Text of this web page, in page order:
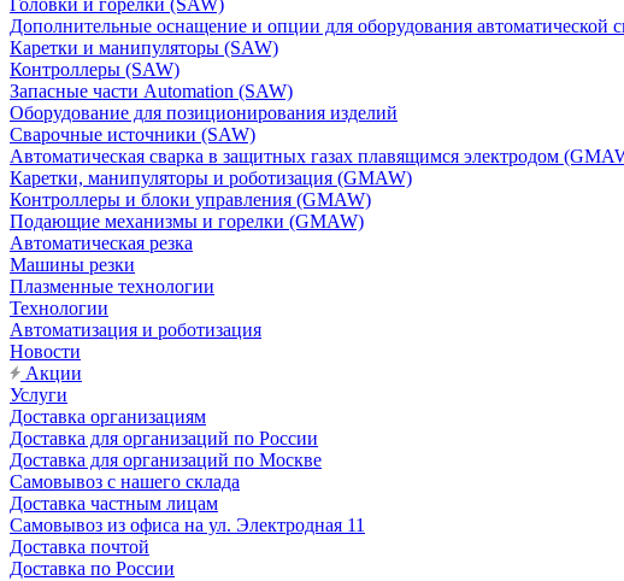
Головки и горелки (SAW)
Дополнительные оснащение и опции для оборудования автоматической
Каретки и манипуляторы (SAW)
Контроллеры (SAW)
Запасные части Automation (SAW)
Оборудование для позиционирования изделий
Сварочные источники (SAW)
Автоматическая сварка в защитных газах плавящимся электродом
Каретки, манипуляторы и роботизация (GMAW)
Контроллеры и блоки управления (GMAW)
Подающие механизмы и горелки (GMAW)
Автоматическая резка
Машины резки
Плазменные технологии
Технологии
Автоматизация и роботизация
Новости
Акции
Услуги
Доставка организациям
Доставка для организаций по России
Доставка для организаций по Москве
Самовывоз с нашего склада
Доставка частным лицам
Самовывоз из офиса на ул. Электродная 11
Доставка почтой
Доставка по России